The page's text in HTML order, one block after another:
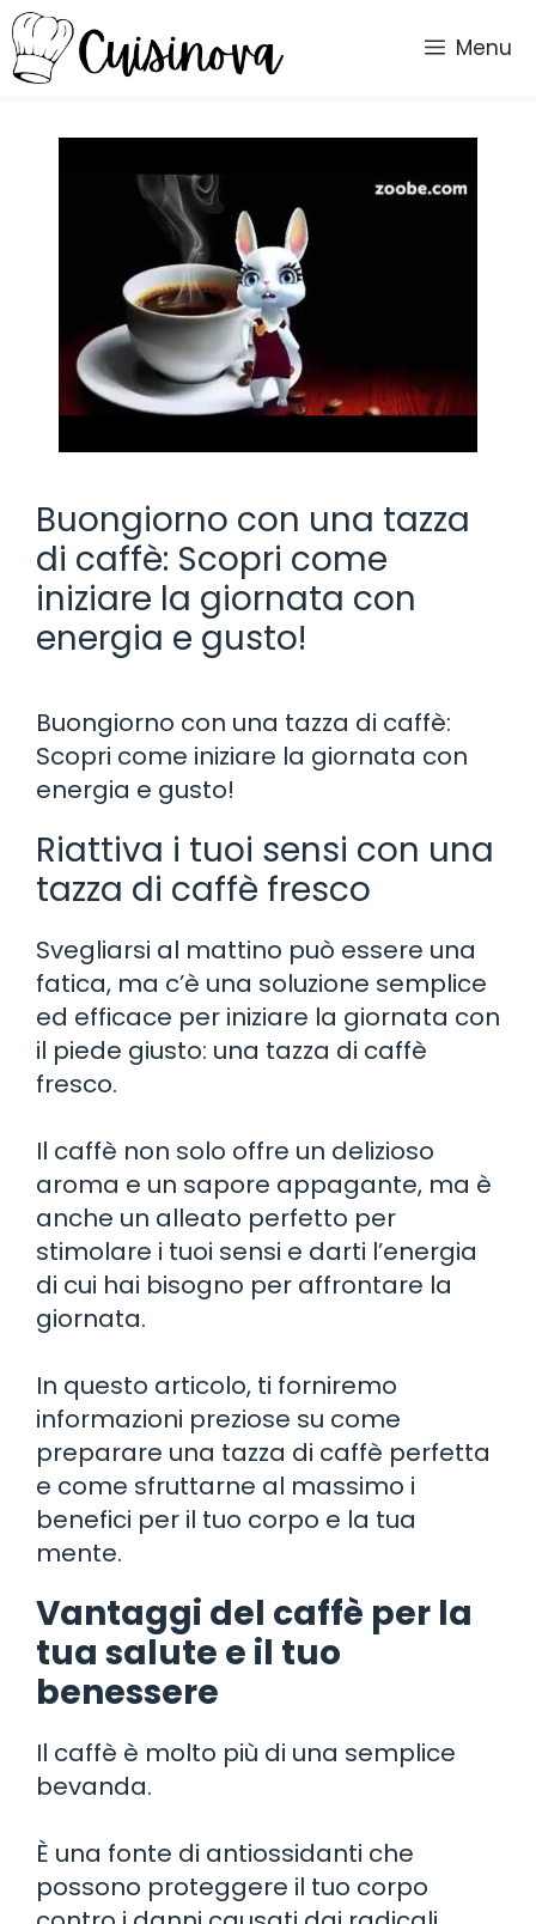
Vai
al
contenuto
Menu
Buongiorno con una tazza
di caffè: Scopri come
iniziare la giornata con
energia e gusto!
Buongiorno con una tazza di caffè:
Scopri come iniziare la giornata con
energia e gusto!
Riattiva i tuoi sensi con una
tazza di caffè fresco
Svegliarsi al mattino può essere una
fatica, ma c’è una soluzione semplice
ed efficace per iniziare la giornata con
il piede giusto: una tazza di caffè
fresco.
Il caffè non solo offre un delizioso
aroma e un sapore appagante, ma è
anche un alleato perfetto per
stimolare i tuoi sensi e darti l’energia
di cui hai bisogno per affrontare la
giornata.
In questo articolo, ti forniremo
informazioni preziose su come
preparare una tazza di caffè perfetta
e come sfruttarne al massimo i
benefici per il tuo corpo e la tua
mente.
Vantaggi del caffè per la
tua salute e il tuo
benessere
Il caffè è molto più di una semplice
bevanda.
È una fonte di antiossidanti che
possono proteggere il tuo corpo